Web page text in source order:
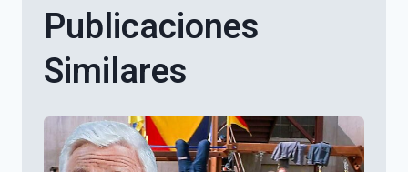
Publicaciones
Similares